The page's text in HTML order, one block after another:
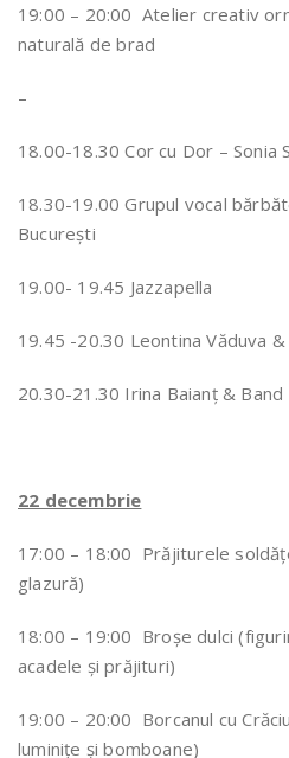
19:00 – 20:00 Atelier creativ
naturală de brad
–
18.00-18.30 Cor cu Dor – Sonia
18.30-19.00 Grupul vocal
București
19.00- 19.45 Jazzapella
19.45 -20.30 Leontina Văduva &
20.30-21.30 Irina Baianț & Band
22 decembrie
17:00 – 18:00 Prăjiturele
glazură)
18:00 – 19:00 Broșe dulci
acadele și prăjituri)
19:00 – 20:00 Borcanul cu
luminițe și bomboane)